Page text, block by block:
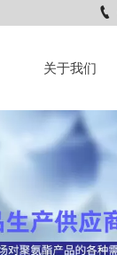

关于我们